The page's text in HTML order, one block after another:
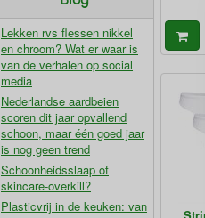
Lekken rvs flessen nikkel
en chroom? Wat er waar is
van de verhalen op social
media
Nederlandse aardbeien
scoren dit jaar opvallend
schoon, maar één goed jaar
is nog geen trend
Schoonheidsslaap of
skincare-overkill?
Plasticvrij in de keuken: van